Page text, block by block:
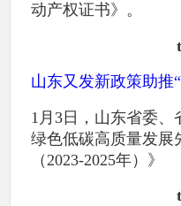
动产权证书》。
山东又发新政策助推
1月3日，山东省委
绿色低碳高质量发展
（2023-2025年）》